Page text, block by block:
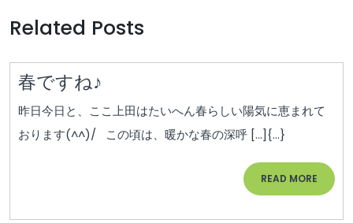
ビ
ー
シ
ョ
ン
Related Posts
春ですね♪
で
す
ね
昨日今日と、ここ上田はたいへん春らしい陽気に恵まれて
おります(^^)/ この頃は、暖かな春の深呼 […]{...}
READ MORE READ
MORE